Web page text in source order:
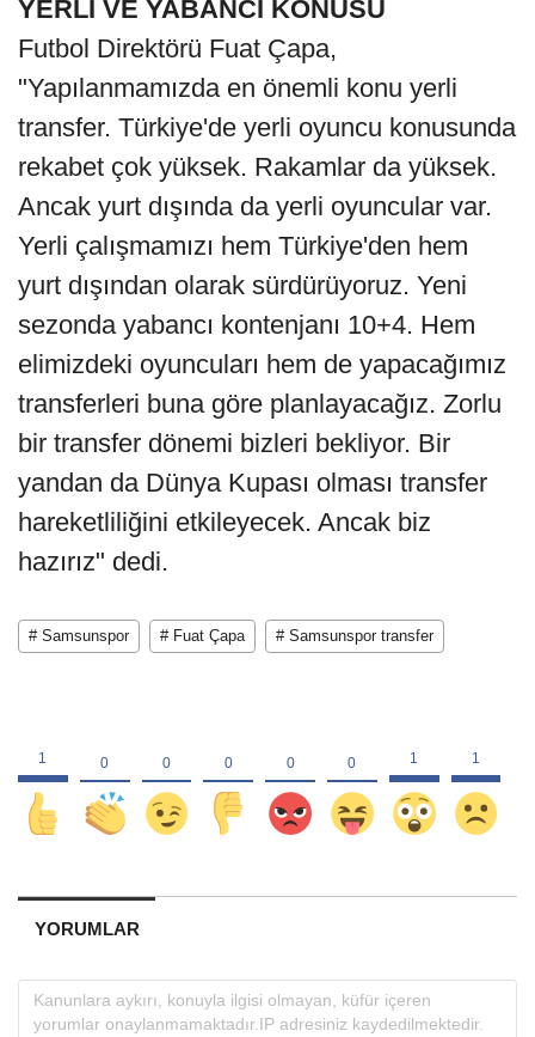
YERLİ VE YABANCI KONUSU
Futbol Direktörü Fuat Çapa,
"Yapılanmamızda en önemli konu yerli
transfer. Türkiye'de yerli oyuncu konusunda
rekabet çok yüksek. Rakamlar da yüksek.
Ancak yurt dışında da yerli oyuncular var.
Yerli çalışmamızı hem Türkiye'den hem
yurt dışından olarak sürdürüyoruz. Yeni
sezonda yabancı kontenjanı 10+4. Hem
elimizdeki oyuncuları hem de yapacağımız
transferleri buna göre planlayacağız. Zorlu
bir transfer dönemi bizleri bekliyor. Bir
yandan da Dünya Kupası olması transfer
hareketliliğini etkileyecek. Ancak biz
hazırız" dedi.
# Samsunspor # Fuat Çapa # Samsunspor transfer
YORUMLAR